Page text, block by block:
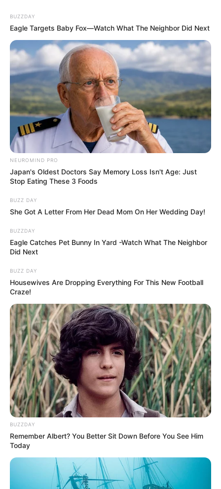
BUZZDAY
Eagle Targets Baby Fox—Watch What The Neighbor Did Next
NEUROMIND PRO
Japan's Oldest Doctors Say Memory Loss Isn't Age: Just
Stop Eating These 3 Foods
BUZZ DAY
She Got A Letter From Her Dead Mom On Her Wedding Day!
BUZZDAY
Eagle Catches Pet Bunny In Yard -Watch What The Neighbor
Did Next
BUZZ DAY
Housewives Are Dropping Everything For This New Football
Craze!
BUZZDAY
Remember Albert? You Better Sit Down Before You See Him
Today